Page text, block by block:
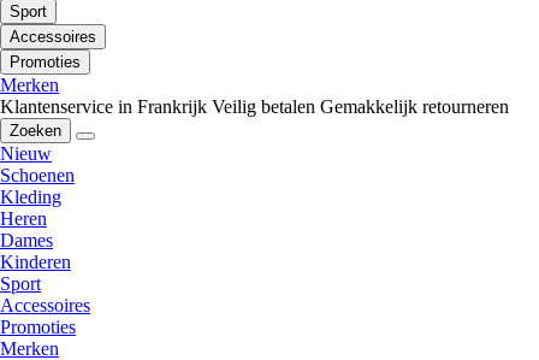
Sport
Accessoires
Promoties
Merken
Klantenservice in Frankrijk Veilig betalen Gemakkelijk retourneren
Zoeken
Nieuw
Schoenen
Kleding
Heren
Dames
Kinderen
Sport
Accessoires
Promoties
Merken